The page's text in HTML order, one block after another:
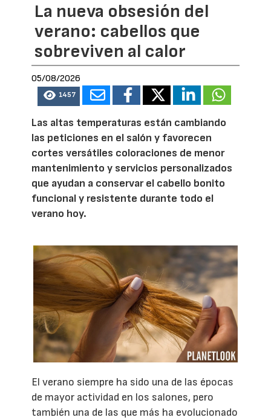
La nueva obsesión del
verano: cabellos que
sobreviven al calor
05/08/2026
1457
Las altas temperaturas están cambiando
las peticiones en el salón y favorecen
cortes versátiles coloraciones de menor
mantenimiento y servicios personalizados
que ayudan a conservar el cabello bonito
funcional y resistente durante todo el
verano hoy.
El verano siempre ha sido una de las épocas
de mayor actividad en los salones, pero
también una de las que más ha evolucionado